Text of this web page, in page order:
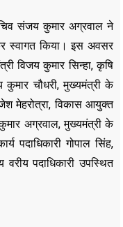
संजय कुमार अग्रवाल ने
स्वागत किया। इस अवसर
विजय कुमार सिन्हा, कृषि
चौधरी, मुख्यमंत्री के
मेहरोत्रा, विकास आयुक्त
अग्रवाल, मुख्यमंत्री के
पदाधिकारी गोपाल सिंह,
पदाधिकारी उपस्थित